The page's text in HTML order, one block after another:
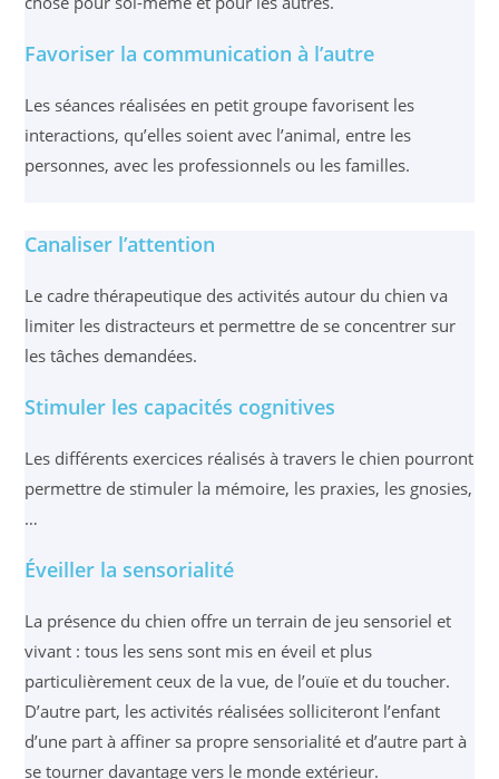
Favoriser la communication à l’autre
Les séances réalisées en petit groupe favorisent les
interactions, qu’elles soient avec l’animal, entre les
personnes, avec les professionnels ou les familles.
Canaliser l’attention
Le cadre thérapeutique des activités autour du chien va
limiter les distracteurs et permettre de se concentrer sur
les tâches demandées.
Stimuler les capacités cognitives
Les différents exercices réalisés à travers le chien pourront
permettre de stimuler la mémoire, les praxies, les gnosies,
…
Éveiller la sensorialité
La présence du chien offre un terrain de jeu sensoriel et
vivant : tous les sens sont mis en éveil et plus
particulièrement ceux de la vue, de l’ouïe et du toucher.
D’autre part, les activités réalisées solliciteront l’enfant
d’une part à affiner sa propre sensorialité et d’autre part à
se tourner davantage vers le monde extérieur.